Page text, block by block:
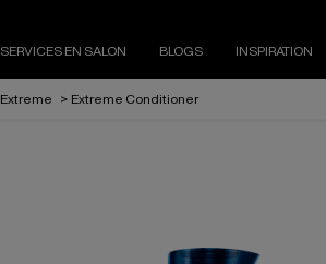
SERVICES EN SALON BLOGS INSPIRATION
Extreme > Extreme Conditioner